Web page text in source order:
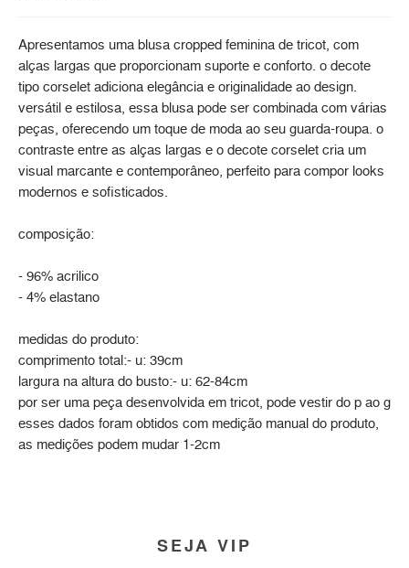
Apresentamos uma blusa cropped feminina de tricot, com
alças largas que proporcionam suporte e conforto. o decote
tipo corselet adiciona elegância e originalidade ao design.
versátil e estilosa, essa blusa pode ser combinada com várias
peças, oferecendo um toque de moda ao seu guarda-roupa. o
contraste entre as alças largas e o decote corselet cria um
visual marcante e contemporâneo, perfeito para compor looks
modernos e sofisticados.
composição:
- 96% acrilico
- 4% elastano
medidas do produto:
comprimento total:- u: 39cm
largura na altura do busto:- u: 62-84cm
por ser uma peça desenvolvida em tricot, pode vestir do p ao g
esses dados foram obtidos com medição manual do produto,
as medições podem mudar 1-2cm
SEJA VIP